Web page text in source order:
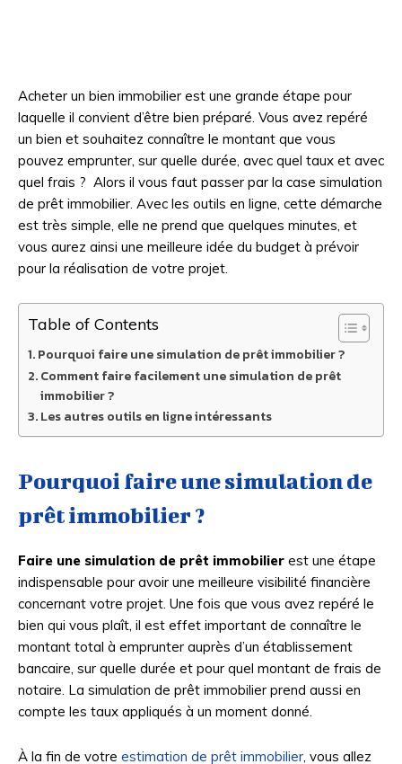
Acheter un bien immobilier est une grande étape pour
laquelle il convient d’être bien préparé. Vous avez repéré
un bien et souhaitez connaître le montant que vous
pouvez emprunter, sur quelle durée, avec quel taux et avec
quel frais ? Alors il vous faut passer par la case simulation
de prêt immobilier. Avec les outils en ligne, cette démarche
est très simple, elle ne prend que quelques minutes, et
vous aurez ainsi une meilleure idée du budget à prévoir
pour la réalisation de votre projet.
Table of Contents
Pourquoi faire une simulation de prêt immobilier ?
Comment faire facilement une simulation de prêt
immobilier ?
Les autres outils en ligne intéressants
Pourquoi faire une simulation de
prêt immobilier ?
Faire une simulation de prêt immobilier est une étape
indispensable pour avoir une meilleure visibilité financière
concernant votre projet. Une fois que vous avez repéré le
bien qui vous plaît, il est effet important de connaître le
montant total à emprunter auprès d’un établissement
bancaire, sur quelle durée et pour quel montant de frais de
notaire. La simulation de prêt immobilier prend aussi en
compte les taux appliqués à un moment donné.
À la fin de votre estimation de prêt immobilier , vous allez